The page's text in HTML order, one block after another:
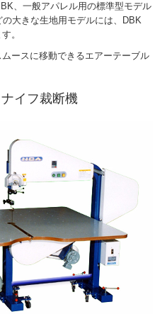
、一般アパレル用の標準型モデル
大きな生地用モデルには、DBK
。
ースに移動できるエアーテーブル
イフ裁断機